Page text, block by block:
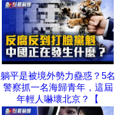
躺平是被境外勢力蠱惑？5名
警察抓一名海歸青年，這屆
年輕人嚇壞北京？【